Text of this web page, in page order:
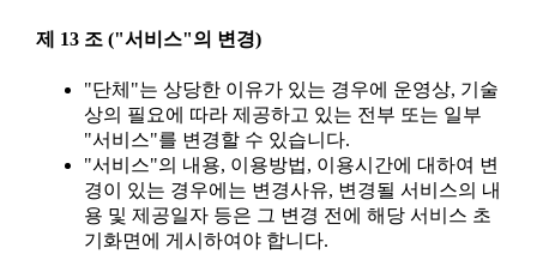
제 13 조 ("서비스"의 변경)
"단체"는 상당한 이유가 있는 경우에 운영상, 기술
상의 필요에 따라 제공하고 있는 전부 또는 일부
"서비스"를 변경할 수 있습니다.
"서비스"의 내용, 이용방법, 이용시간에 대하여 변
경이 있는 경우에는 변경사유, 변경될 서비스의 내
용 및 제공일자 등은 그 변경 전에 해당 서비스 초
기화면에 게시하여야 합니다.